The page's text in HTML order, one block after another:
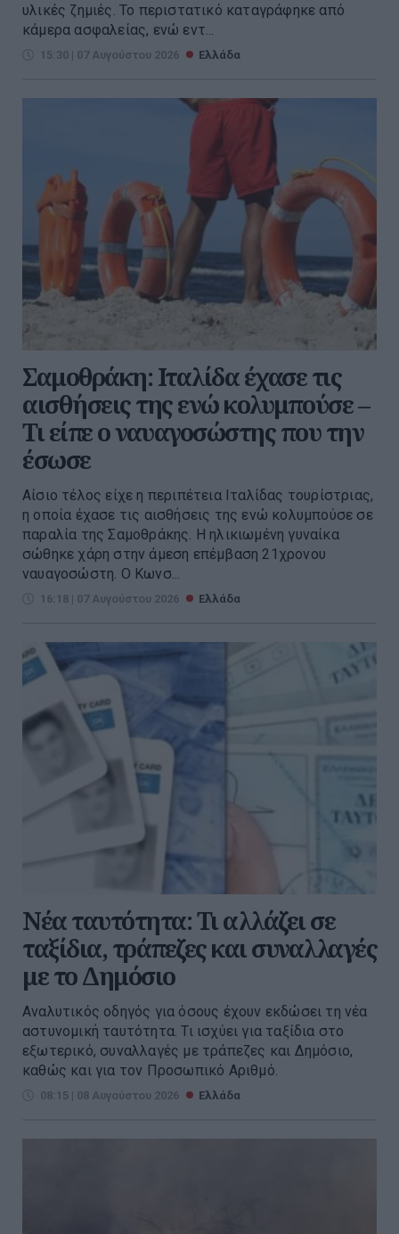
υλικές ζημιές. Το περιστατικό καταγράφηκε από
κάμερα ασφαλείας, ενώ εντ...
15:30 | 07 Αυγούστου 2026 Ελλάδα
Σαμοθράκη: Ιταλίδα έχασε τις
αισθήσεις της ενώ κολυμπούσε –
Τι είπε ο ναυαγοσώστης που την
έσωσε
Αίσιο τέλος είχε η περιπέτεια Ιταλίδας τουρίστριας,
η οποία έχασε τις αισθήσεις της ενώ κολυμπούσε σε
παραλία της Σαμοθράκης. Η ηλικιωμένη γυναίκα
σώθηκε χάρη στην άμεση επέμβαση 21χρονου
ναυαγοσώστη. Ο Κωνσ...
16:18 | 07 Αυγούστου 2026 Ελλάδα
Νέα ταυτότητα: Τι αλλάζει σε
ταξίδια, τράπεζες και συναλλαγές
με το Δημόσιο
Αναλυτικός οδηγός για όσους έχουν εκδώσει τη νέα
αστυνομική ταυτότητα. Τι ισχύει για ταξίδια στο
εξωτερικό, συναλλαγές με τράπεζες και Δημόσιο,
καθώς και για τον Προσωπικό Αριθμό.
08:15 | 08 Αυγούστου 2026 Ελλάδα